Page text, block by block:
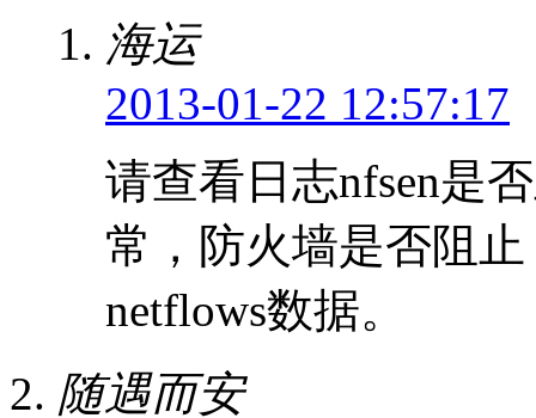
海运
2013-01-22 12:57:17
请查看日志nfsen是
常，防火墙是否阻
netflows数据。
随遇而安